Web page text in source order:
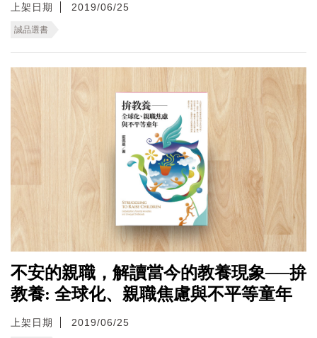
上架日期 2019/06/25
誠品選書
不安的親職，解讀當今的教養現象──拚
教養: 全球化、親職焦慮與不平等童年
上架日期 2019/06/25